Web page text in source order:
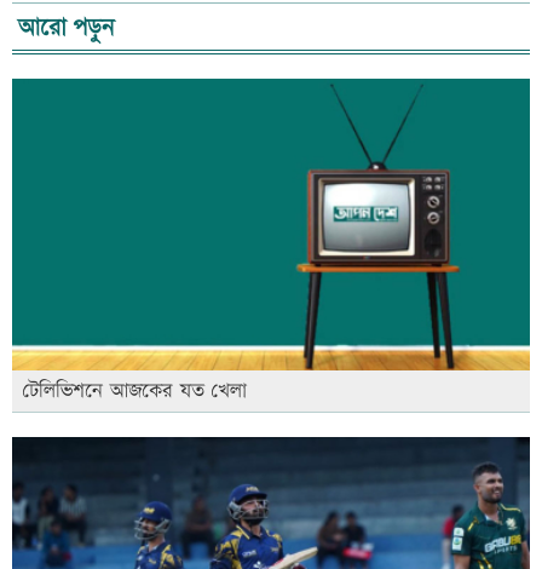
আরো পড়ুন
টেলিভিশনে আজকের যত খেলা